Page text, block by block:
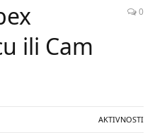
ili Cam
0
AKTIVNOSTI